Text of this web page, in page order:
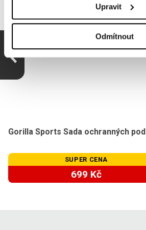
Upravit
Odmítnout
Gorilla Sports Sada ochranných
SUPER CENA
699 Kč